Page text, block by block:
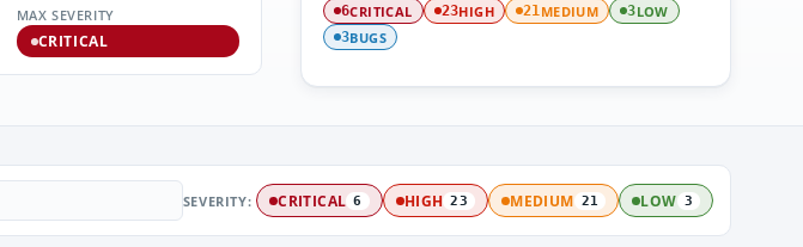
MAX SEVERITY
CRITICAL
6CRITICAL 23HIGH 21MEDIUM 3LOW
3BUGS
SEVERITY: CRITICAL 6 HIGH 23 MEDIUM 21 LOW 3